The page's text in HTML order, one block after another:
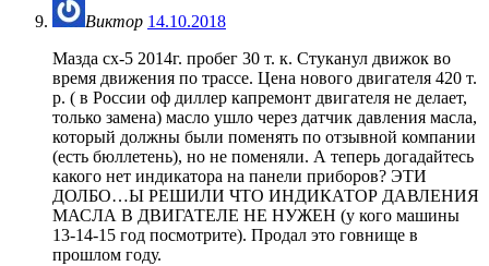
Виктор 14.10.2018
Мазда сх-5 2014г. пробег 30 т. к. Стуканул движок во
время движения по трассе. Цена нового двигателя 420 т.
р. ( в России оф диллер капремонт двигателя не делает,
только замена) масло ушло через датчик давления масла,
который должны были поменять по отзывной компании
(есть бюллетень), но не поменяли. А теперь догадайтесь
какого нет индикатора на панели приборов? ЭТИ
ДОЛБО…Ы РЕШИЛИ ЧТО ИНДИКАТОР ДАВЛЕНИЯ
МАСЛА В ДВИГАТЕЛЕ НЕ НУЖЕН (у кого машины
13-14-15 год посмотрите). Продал это говнище в
прошлом году.